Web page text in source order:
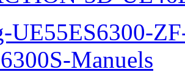
UE55ES6300-
Manuels